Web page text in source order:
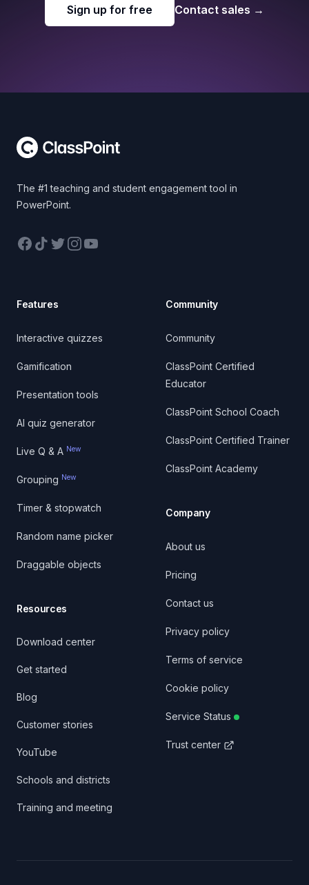
Sign up for free Contact sales →
The #1 teaching and student engagement tool in
PowerPoint.
Facebook
TikTokTwitterInstagram
YouTube
Features
Interactive quizzes
Gamification
Presentation tools
AI quiz generator
Live Q & A New
Grouping New
Timer & stopwatch
Random name picker
Draggable objects
Resources
Download center
Get started
Blog
Customer stories
YouTube
Schools and districts
Training and meeting
Community
Community
ClassPoint Certified
Educator
ClassPoint School Coach
ClassPoint Certified Trainer
ClassPoint Academy
Company
About us
Pricing
Contact us
Privacy policy
Terms of service
Cookie policy
Service Status
Trust center